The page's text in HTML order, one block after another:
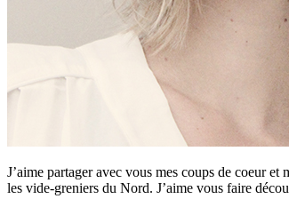
J’aime partager avec vous mes coups de coeur
les vide-greniers du Nord. J’aime vous faire